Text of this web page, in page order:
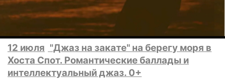
12 июля "Джаз на закате" на берегу моря в
Хоста Спот. Романтические баллады и
интеллектуальный джаз. 0+